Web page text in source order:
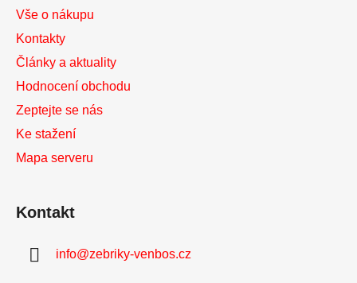
Vše o nákupu
Kontakty
Články a aktuality
Hodnocení obchodu
Zeptejte se nás
Ke stažení
Mapa serveru
Kontakt
info@zebriky-venbos.cz